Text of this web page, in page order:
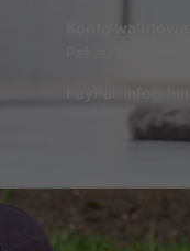
Konto walutowe
Pekao S.A. 66
PayPal: